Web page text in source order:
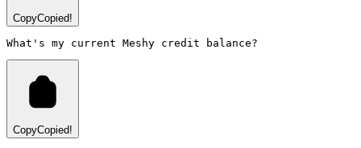
CopyCopied!
CopyCopied!